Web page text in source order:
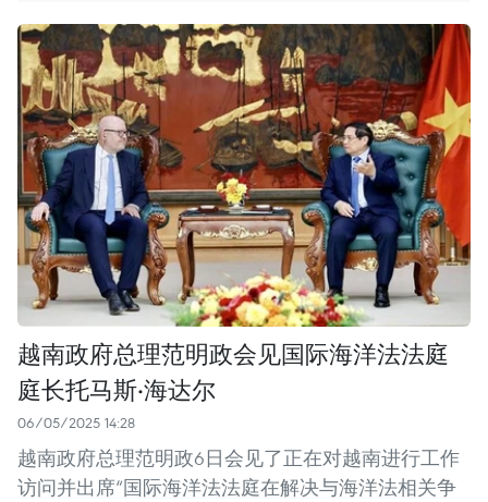
越南政府总理范明政会见国际海洋法法庭
庭长托马斯·海达尔
06/05/2025 14:28
越南政府总理范明政6日会见了正在对越南进行工作
访问并出席“国际海洋法法庭在解决与海洋法相关争